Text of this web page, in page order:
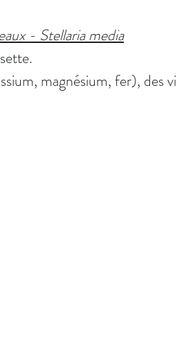
- Stellaria media
magnésium, fer), des